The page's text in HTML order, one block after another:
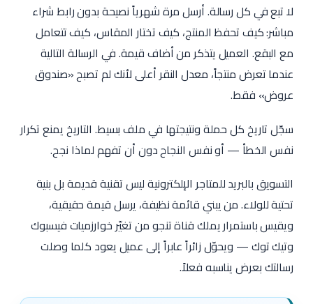
لا تبع في كل رسالة. أرسل مرة شهرياً نصيحة بدون رابط شراء
مباشر: كيف تحفظ المنتج، كيف تختار المقاس، كيف تتعامل
مع البقع. العميل يتذكر من أضاف قيمة. في الرسالة التالية
عندما تعرض منتجاً، معدل النقر أعلى لأنك لم تصبح «صندوق
عروض» فقط.
سجّل تاريخ كل حملة ونتيجتها في ملف بسيط. التاريخ يمنع تكرار
نفس الخطأ — أو نفس النجاح دون أن تفهم لماذا نجح.
التسويق بالبريد للمتاجر الإلكترونية ليس تقنية قديمة بل بنية
تحتية للولاء. من يبني قائمة نظيفة، يرسل قيمة حقيقية،
ويقيس باستمرار يملك قناة تنجو من تغيّر خوارزميات فيسبوك
وتيك توك — ويحوّل زائراً عابراً إلى عميل يعود كلما وصلت
رسالتك بعرض يناسبه فعلاً.